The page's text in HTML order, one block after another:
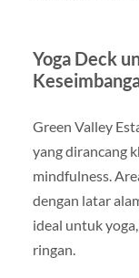
Yoga Deck
Green Valley
yang dirancang
mindfulness.
dengan latar
ideal untuk
ringan.